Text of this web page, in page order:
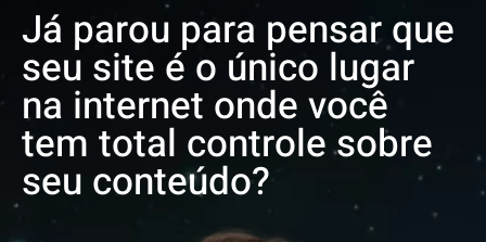
Já parou para pensar que
seu site é o único lugar
na internet onde você
tem total controle sobre
seu conteúdo?